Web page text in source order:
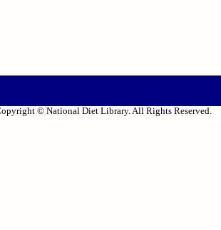
© National Diet Library. All Rights Reserved.